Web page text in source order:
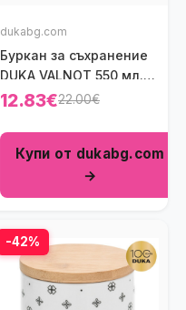
dukabg.com
Буркан за съхранение
DUKA VALNOT 550 мл.,
черен
12.83€22.00€
Купи от dukabg.com
→
-42%